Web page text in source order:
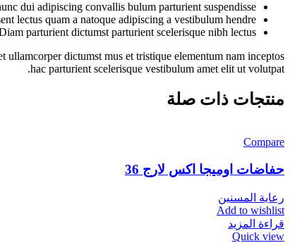
dui adipiscing convallis bulum parturient suspendisse.
lectus quam a natoque adipiscing a vestibulum hendre.
parturient dictumst parturient scelerisque nibh lectus.
dictumst mus et tristique elementum nam inceptos
hac parturient scelerisque vestibulum amet elit ut volutpat.
منتجات ذات صلة
Compare
حفاضات اوميجا اكس لارج 36
رعاية المسنين
Add to wishlist
قراءة المزيد
Quick view